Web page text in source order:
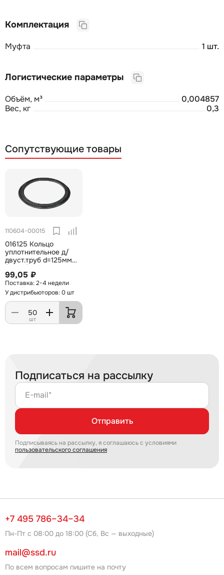
Комплектация
Муфта 1 шт.
Логистические параметры
Объём, м³
0,004857
Вес, кг
0,3
Сопутствующие товары
110604-00015
016125 Кольцо
уплотнительное д/
двуст.труб d=125мм
(121912)
99,05 ₽
2-4 недели
У дистрибьюторов: 0 шт
шт
Подписаться на рассылку
E-mail*
Отправить
Подписываясь на рассылку, я соглашаюсь с условиями
пользовательского соглашения
+7 495 786–34–34
Пн-Пт с 08:00 до 18:00 (Сб, Вс — выходные)
mail@ssd.ru
По всем вопросам пишите на почту